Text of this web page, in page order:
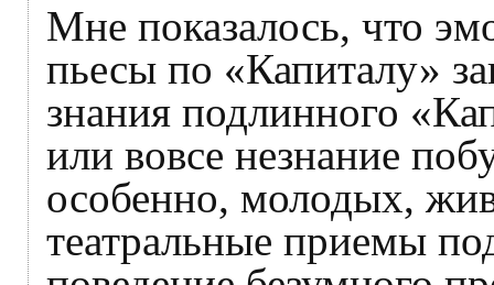
Мне показалось, что
пьесы по «Капиталу»
знания подлинного
или вовсе незнание
особенно, молодых,
театральные приемы